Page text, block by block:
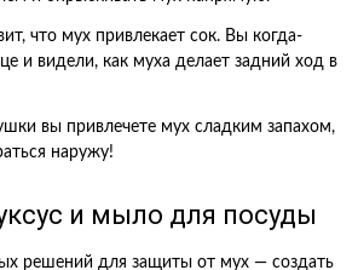
что мух привлекает сок. Вы когда-
и видели, как муха делает задний ход в
вы привлечете мух сладким запахом,
наружу!
и мыло для посуды
решений для защиты от мух — создать